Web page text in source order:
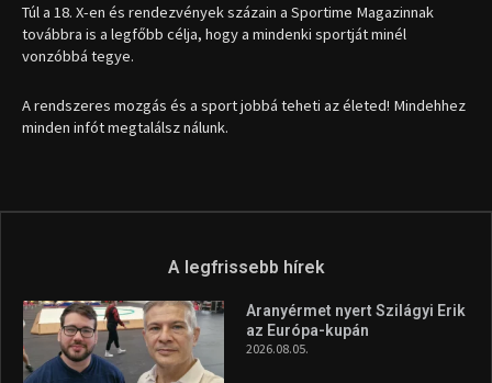
Túl a 18. X-en és rendezvények százain a Sportime Magazinnak
továbbra is a legfőbb célja, hogy a mindenki sportját minél
vonzóbbá tegye.
A rendszeres mozgás és a sport jobbá teheti az életed! Mindehhez
minden infót megtalálsz nálunk.
A legfrissebb hírek
Aranyérmet nyert Szilágyi Erik
az Európa-kupán
2026.08.05.